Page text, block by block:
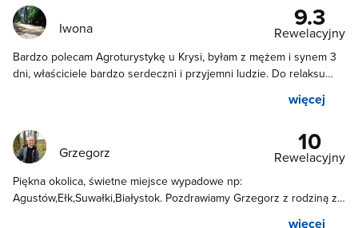
Iwona 9.3
Rewelacyjny
Bardzo polecam Agroturystykę u Krysi, byłam z mężem i synem 3
dni, właściciele bardzo serdeczni i przyjemni ludzie. Do relaksu
nad jezioro rowerami w lesie jest szlak rowerowy. W lesie
byliśmy w podpiwniczeniu w pokoju z kuchnią, łazienką i sauną.
Najważniejsze, że łóżka były wygodne i była ciepła woda pod
prysznicem, czysto i przytulnie. Jesteśmy bardzo zadowoleni i
jeszcze raz polecam pobyt.
więcej
Grzegorz 10
Rewelacyjny
Piękna okolica, świetne miejsce wypadowe np:
Agustów,Ełk,Suwałki,Białystok. Pozdrawiamy Grzegorz z rodziną z
więcej